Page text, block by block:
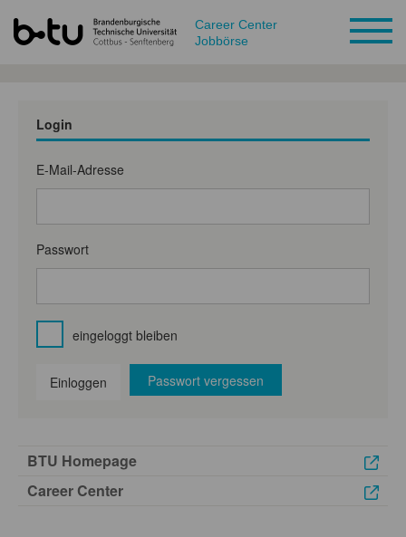
Career Center
Jobbörse
Login
E-Mail-Adresse
Passwort
eingeloggt bleiben
Einloggen Passwort vergessen
BTU Homepage
Career Center